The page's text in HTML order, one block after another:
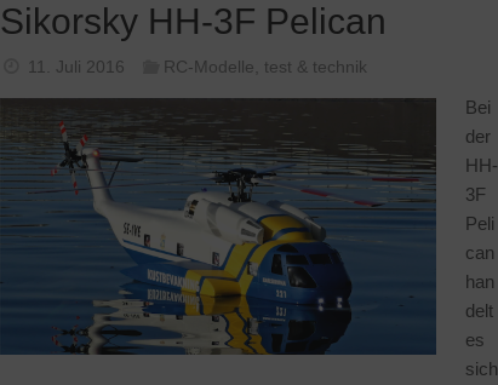
Sikorsky HH-3F Pelican
11. Juli 2016 RC-Modelle test & technik
Bei
der
HH-
3F
Peli
can
han
delt
es
sich